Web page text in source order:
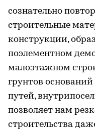
сознательно
строительные
конструкции,
поэлементном
малоэтажном
грунтов
путей,
позволяет нам
строительства